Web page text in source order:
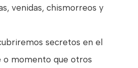
venidas, chismorreos y
secretos en el
o momento que otros